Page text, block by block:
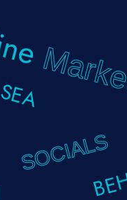
SEA
SOCIALS